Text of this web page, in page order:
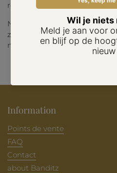
rond je pols.
Net als de originele BANDITZ
zacht voor je haar en geschikt
nu dik, dun of krullend haar
Information
Points de vente
FAQ
Contact
about Banditz